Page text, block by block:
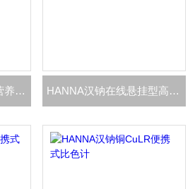
HANNA汉钠便携土壤营养液电导率测定仪 HANNA汉钠在线悬挂型高量程电导率EC测定仪